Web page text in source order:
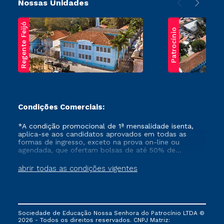
Nossas Unidades
Regente Feijó Patrocínio
Condições Comerciais:
abrir todas as condições vigentes
*A condição promocional de 1ª mensalidade isenta,
aplica-se aos candidatos aprovados em todas as
formas de ingresso, exceto na prova on-line ou
agendada, que ofertam bolsas de até 50% de
que ainda não tenham efetivado e/ou não tenham
cancelado ou trancado sua matrícula em uma das
via FIES, Prouni e outros programas governamentais, e
não se acumula com nenhuma outra campanha
ofertada pela Instituição.
Sociedade de Educação Nossa Senhora do Patrocínio LTDA ©
2026 - Todos os direitos reservados. CNPJ Matriz: